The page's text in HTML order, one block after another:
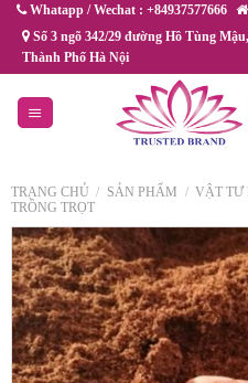
ChuyểnWhatapp / Wechat : +84937577666
Số 3 ngõ 342/29 đường Hồ Tùng
Thành Phố Hà Nội
TRANG CHỦ / SẢN PHẨM / VẬT TƯ
TRỒNG TRỌT